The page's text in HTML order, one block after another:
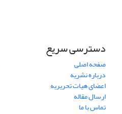
دسترسی سریع
صفحه اصلی
درباره نشریه
اعضای هیات تحریریه
ارسال مقاله
تماس با ما